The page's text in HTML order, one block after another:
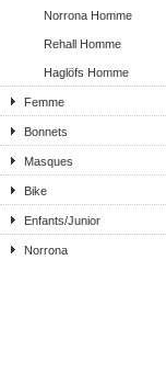
Norrona Homme
Rehall Homme
Haglöfs Homme
Femme
Bonnets
Masques
Bike
Enfants/Junior
Norrona